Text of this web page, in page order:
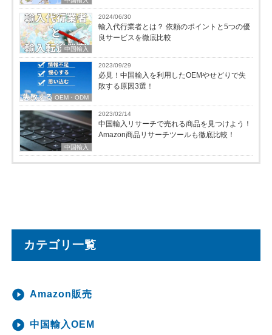
中国輸入
2024/06/30
輸入代行業者とは？ 依頼のポイントと5つの優
良サービスを徹底比較
OEM・ODM
2023/09/29
必見！中国輸入を利用したOEMやせどりで失
敗する原因3選！
中国輸入
2023/02/14
中国輸入リサーチで売れる商品を見つけよう！
Amazon商品リサーチツールも徹底比較！
カテゴリ一覧
Amazon販売
中国輸入OEM